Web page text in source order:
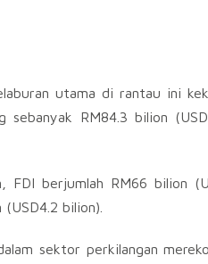
utama di rantau ini
sebanyak RM84.3 bilion
FDI berjumlah RM66 bilion
bilion).
sektor perkilangan